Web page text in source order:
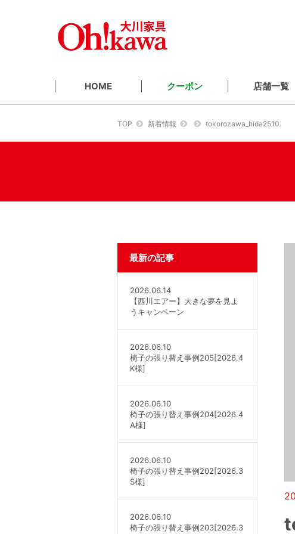
HOME クーポン 店舗一覧
TOP 新着情報 tokorozawa_hida2510
最新の記事
2026.06.14
【西川エアー】大きな夢を見よ
うキャンペーン
2026.06.10
椅子の張り替え事例205[2026.4
K様]
2026.06.10
椅子の張り替え事例204[2026.4
A様]
2026.06.10
椅子の張り替え事例202[2026.3
S様]
2026.06.10
椅子の張り替え事例203[2026.3